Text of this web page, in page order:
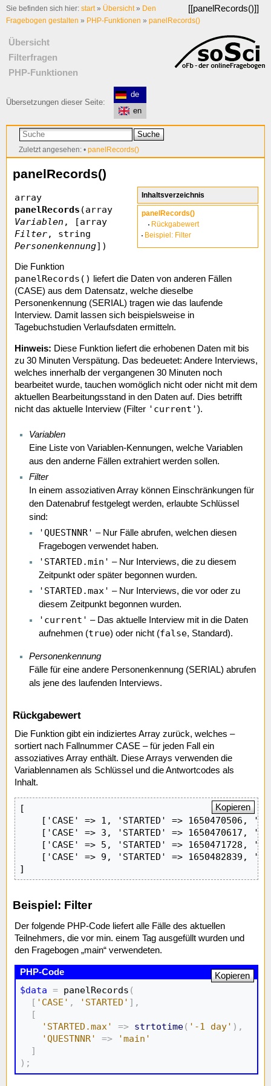
[[panelRecords()]]
Sie befinden sich hier: start» Übersicht» Den
Fragebogen gestalten » PHP-Funktionen » panelRecords()
Übersicht
Filterfragen
PHP-Funktionen
Übersetzungen dieser Seite:
de
en
Suche
Zuletzt angesehen: • panelRecords()
Inhaltsverzeichnis
panelRecords()
Rückgabewert
Beispiel: Filter
panelRecords()
array
panelRecords (array
Variablen , [array
Filter, string
Personenkennung])
Die Funktion
panelRecords()
liefert die Daten von anderen Fällen
(CASE) aus dem Datensatz, welche dieselbe
Personenkennung (SERIAL) tragen wie das laufende
Interview. Damit lassen sich beispielsweise in
Tagebuchstudien Verlaufsdaten ermitteln.
Hinweis: Diese Funktion liefert die erhobenen Daten mit bis
zu 30 Minuten Verspätung. Das bedeuetet: Andere Interviews,
welches innerhalb der vergangenen 30 Minuten noch
bearbeitet wurde, tauchen womöglich nicht oder nicht mit dem
aktuellen Bearbeitungsstand in den Daten auf. Dies betrifft
nicht das aktuelle Interview (Filter 'current').
Variablen
Eine Liste von Variablen-Kennungen, welche Variablen
aus den anderne Fällen extrahiert werden sollen.
Filter
In einem assoziativen Array können Einschränkungen für
den Datenabruf festgelegt werden, erlaubte Schlüssel
sind:
'QUESTNNR' – Nur Fälle abrufen, welchen diesen
Fragebogen verwendet haben.
'STARTED.min' – Nur Interviews, die zu diesem
Zeitpunkt oder später begonnen wurden.
'STARTED.max' – Nur Interviews, die vor oder zu
diesem Zeitpunkt begonnen wurden.
'current' – Das aktuelle Interview mit in die Daten
aufnehmen (true) oder nicht (false, Standard).
Personenkennung
Fälle für eine andere Personenkennung (SERIAL) abrufen
als jene des laufenden Interviews.
Rückgabewert
Die Funktion gibt ein indiziertes Array zurück, welches –
sortiert nach Fallnummer CASE – für jeden Fall ein
assoziatives Array enthält. Diese Arrays verwenden die
Variablennamen als Schlüssel und die Antwortcodes als
Inhalt.
[
['CASE' => 1, 'STARTED' => 1650470506,
['CASE' => 3, 'STARTED' => 1650470617,
['CASE' => 5, 'STARTED' => 1650471728,
['CASE' => 9, 'STARTED' => 1650482839,
]
Kopieren
Beispiel: Filter
Der folgende PHP-Code liefert alle Fälle des aktuellen
Teilnehmers, die vor min. einem Tag ausgefüllt wurden und
den Fragebogen „main“ verwendeten.
$data = panelRecords (
[ 'CASE' , 'STARTED' ] ,
[
'STARTED.max'
=> strtotime( '-1 day' ) ,
'QUESTNNR'
=>
'main'
]
) ;
Kopieren